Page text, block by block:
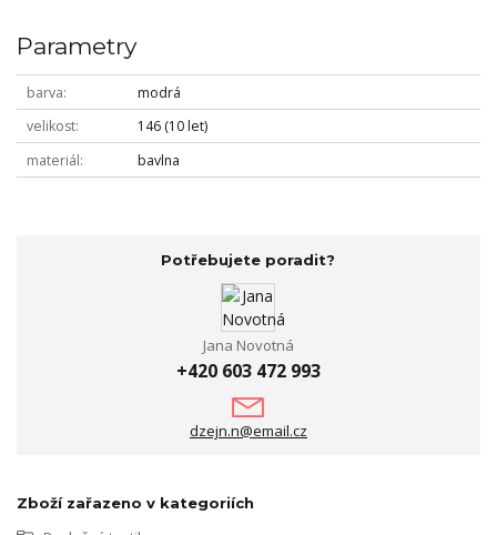
Parametry
barva
modrá
velikost
146 (10 let)
materiál
bavlna
Potřebujete poradit?
Jana Novotná
+420 603 472 993
dzejn.n@email.cz
Zboží zařazeno v kategoriích